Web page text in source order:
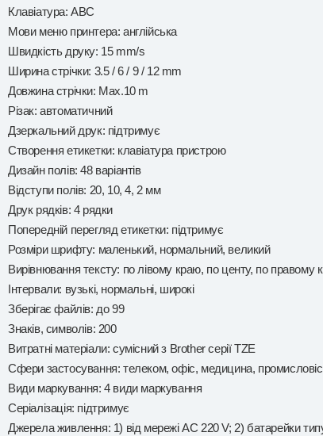
Клавіатура: ABC
Мови меню принтера: англійська
Швидкість друку: 15 mm/s
Ширина стрічки: 3.5 / 6 / 9 / 12 mm
Довжина стрічки: Max.10 m
Різак: автоматичний
Дзеркальний друк: підтримує
Створення етикетки: клавіатура пристрою
Дизайн полів: 48 варіантів
Відступи полів: 20, 10, 4, 2 мм
Друк рядків: 4 рядки
Попередній перегляд етикетки: підтримує
Розміри шрифту: маленький, нормальний, великий
Вирівнювання тексту: по лівому краю, по центу, по правому
Інтервали: вузькі, нормальні, широкі
Зберігає файлів: до 99
Знаків, символів: 200
Витратні матеріали: сумісний з Brother серії TZE
Сфери застосування: телеком, офіс, медицина,
Види маркування: 4 види маркування
Серіалізація: підтримує
Джерела живлення: 1) від мережі AC 220 V; 2) батарейки